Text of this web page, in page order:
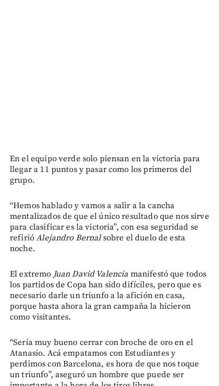
En el equipo verde solo piensan en la victoria para
llegar a 11 puntos y pasar como los primeros del
grupo.
“Hemos hablado y vamos a salir a la cancha
mentalizados de que el único resultado que nos sirve
para clasificar es la victoria”, con esa seguridad se
refirióAlejandro Bernalsobre el duelo de esta
noche.
El extremo Juan David Valencia manifestó que todos
los partidos de Copa han sido difíciles, pero que es
necesario darle un triunfo a la afición en casa,
porque hasta ahora la gran campaña la hicieron
como visitantes.
“Sería muy bueno cerrar con broche de oro en el
Atanasio. Acá empatamos con Estudiantes y
perdimos con Barcelona, es hora de que nos toque
un triunfo”, aseguró un hombre que puede ser